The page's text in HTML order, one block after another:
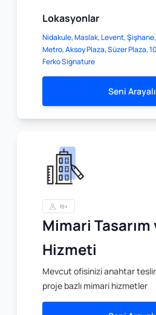
Lokasyonlar
Nidakule, Maslak, Levent,
Metro, Aksoy Plaza, Süzer Plaza,
Ferko Signature
Seni
15+
Mimari Tasarım
Hizmeti
Mevcut ofisinizi anahtar
proje bazlı mimari hizmetler